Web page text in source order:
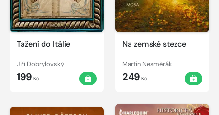
Tažení do Itálie
Jiří Dobrylovský
199 Kč
Na zemské stezce
Martin Nesměrák
249 Kč